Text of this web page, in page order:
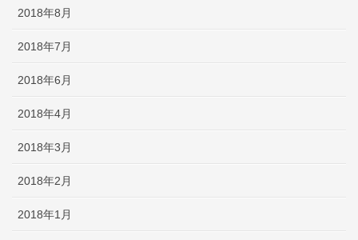
2018年8月
2018年7月
2018年6月
2018年4月
2018年3月
2018年2月
2018年1月